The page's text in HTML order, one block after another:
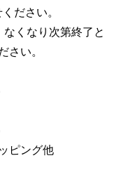
ださい。
くなり次第終了と
さい。
ピング他